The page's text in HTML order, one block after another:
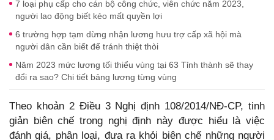
7 loại phụ cấp cho cán bộ công chức, viên chức năm 2023,
người lao động biết kẻo mất quyền lợi
6 trường hợp tạm dừng nhận lương hưu trợ cấp xã hội mà
người dân cần biết để tránh thiệt thòi
Năm 2023 mức lương tối thiểu vùng tại 63 Tỉnh thành sẽ thay
đổi ra sao? Chi tiết bảng lương từng vùng
Theo khoản 2 Điều 3 Nghị định 108/2014/NĐ-CP, tinh
giản biên chế trong nghị định này được hiểu là việc
đánh giá, phân loại, đưa ra khỏi biên chế những người